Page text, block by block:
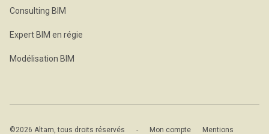
Consulting BIM
Expert BIM en régie
Modélisation BIM
©2026 Altam, tous droits réservés - Mon compte Mentions